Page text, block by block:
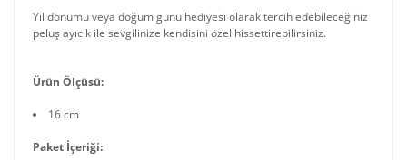
Yıl dönümü veya doğum günü hediyesi olarak tercih edebileceğiniz
peluş ayıcık ile sevgilinize kendisini özel hissettirebilirsiniz.
Ürün Ölçüsü:
16 cm
Paket İçeriği: